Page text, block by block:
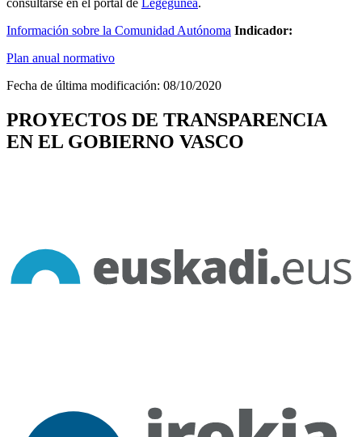
consultarse en el portal de Legegunea.
Información sobre la Comunidad Autónoma Indicador:
Plan anual normativo
Fecha de última modificación: 08/10/2020
PROYECTOS DE TRANSPARENCIA
EN EL GOBIERNO VASCO